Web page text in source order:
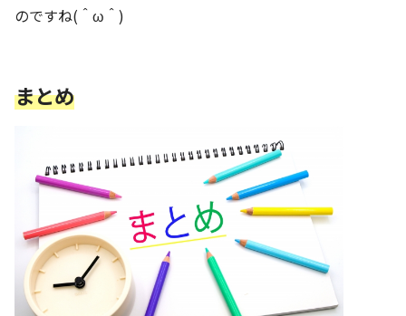
のですね(＾ω＾)
まとめ